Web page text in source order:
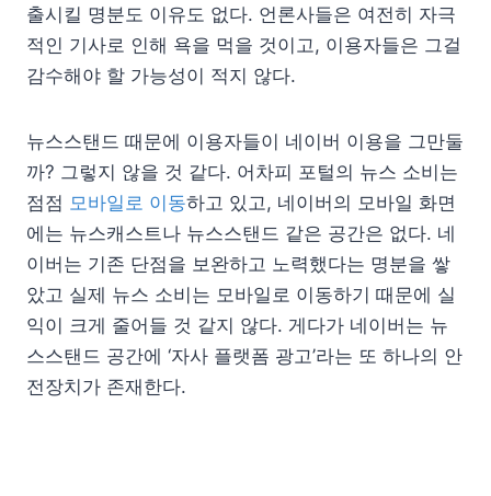
출시킬 명분도 이유도 없다. 언론사들은 여전히 자극
적인 기사로 인해 욕을 먹을 것이고, 이용자들은 그걸
감수해야 할 가능성이 적지 않다.
뉴스스탠드 때문에 이용자들이 네이버 이용을 그만둘
까? 그렇지 않을 것 같다. 어차피 포털의 뉴스 소비는
점점 모바일로 이동하고 있고, 네이버의 모바일 화면
에는 뉴스캐스트나 뉴스스탠드 같은 공간은 없다. 네
이버는 기존 단점을 보완하고 노력했다는 명분을 쌓
았고 실제 뉴스 소비는 모바일로 이동하기 때문에 실
익이 크게 줄어들 것 같지 않다. 게다가 네이버는 뉴
스스탠드 공간에 ‘자사 플랫폼 광고’라는 또 하나의 안
전장치가 존재한다.